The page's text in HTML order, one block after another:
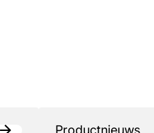
Productnieuws